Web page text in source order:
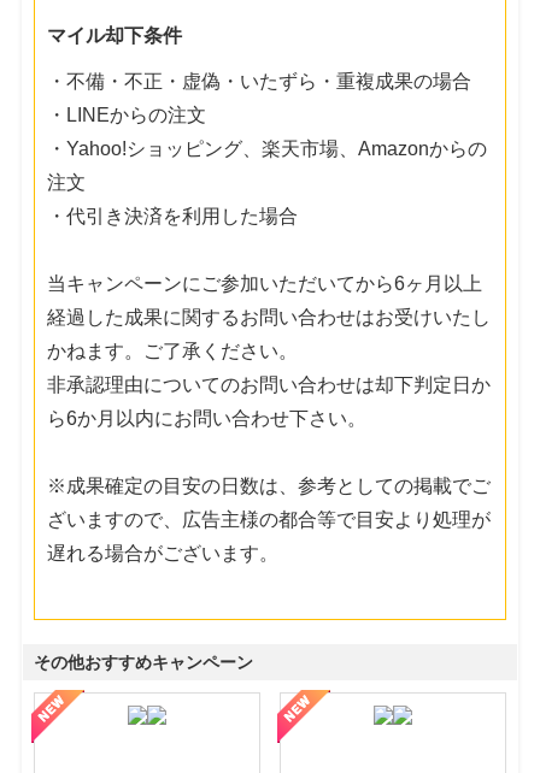
マイル却下条件
・不備・不正・虚偽・いたずら・重複成果の場合
・LINEからの注文
・Yahoo!ショッピング、楽天市場、Amazonからの
注文
・代引き決済を利用した場合
当キャンペーンにご参加いただいてから6ヶ月以上
経過した成果に関するお問い合わせはお受けいたし
かねます。ご了承ください。
非承認理由についてのお問い合わせは却下判定日か
ら6か月以内にお問い合わせ下さい。
※成果確定の目安の日数は、参考としての掲載でご
ざいますので、広告主様の都合等で目安より処理が
遅れる場合がございます。
その他おすすめキャンペーン